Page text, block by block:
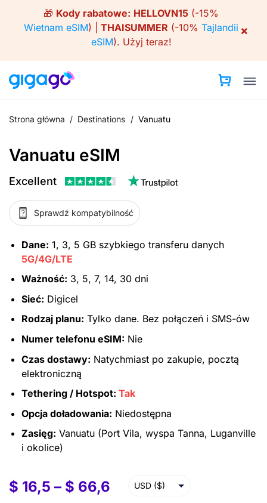
🎁 Kody rabatowe: HELLOVN15 (-15%
Wietnam eSIM) | THAISUMMER (-10% Tajlandii
eSIM). Użyj teraz!
×
Strona główna / Destinations / Vanuatu
Vanuatu eSIM
Excellent
Sprawdź kompatybilność
Dane: 1, 3, 5 GB szybkiego transferu danych
5G/4G/LTE
Ważność: 3, 5, 7, 14, 30 dni
Sieć: Digicel
Rodzaj planu: Tylko dane. Bez połączeń i SMS-ów
Numer telefonu eSIM: Nie
Czas dostawy: Natychmiast po zakupie, pocztą
elektroniczną
Tethering / Hotspot: Tak
Opcja doładowania: Niedostępna
Zasięg: Vanuatu (Port Vila, wyspa Tanna, Luganville
i okolice)
$ 16,5 – $ 66,6 USD ($)